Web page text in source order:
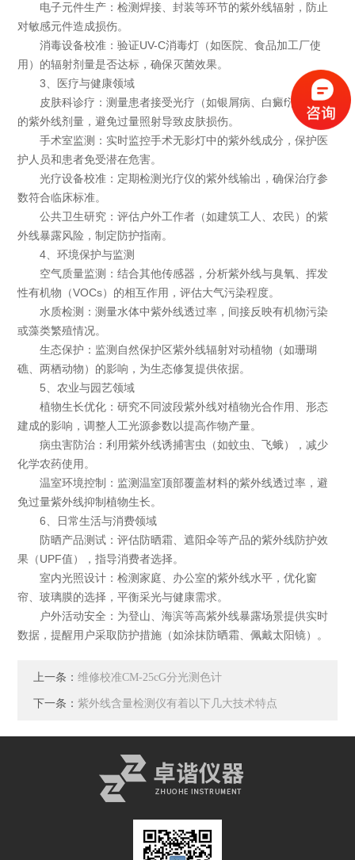
电子元件生产：检测焊接、封装等环节的紫外线辐射，防止
对敏感元件造成损伤。
消毒设备校准：验证UV-C消毒灯（如医院、食品加工厂使
用）的辐射剂量是否达标，确保灭菌效果。
3、医疗与健康领域
皮肤科诊疗：测量患者接受光疗（如银屑病、白癜f治疗）时
的紫外线剂量，避免过量照射导致皮肤损伤。
手术室监测：实时监控手术无影灯中的紫外线成分，保护医
护人员和患者免受潜在危害。
光疗设备校准：定期检测光疗仪的紫外线输出，确保治疗参
数符合临床标准。
公共卫生研究：评估户外工作者（如建筑工人、农民）的紫
外线暴露风险，制定防护指南。
4、环境保护与监测
空气质量监测：结合其他传感器，分析紫外线与臭氧、挥发
性有机物（VOCs）的相互作用，评估大气污染程度。
水质检测：测量水体中紫外线透过率，间接反映有机物污染
或藻类繁殖情况。
生态保护：监测自然保护区紫外线辐射对动植物（如珊瑚
礁、两栖动物）的影响，为生态修复提供依据。
5、农业与园艺领域
植物生长优化：研究不同波段紫外线对植物光合作用、形态
建成的影响，调整人工光源参数以提高作物产量。
病虫害防治：利用紫外线诱捕害虫（如蚊虫、飞蛾），减少
化学农药使用。
温室环境控制：监测温室顶部覆盖材料的紫外线透过率，避
免过量紫外线抑制植物生长。
6、日常生活与消费领域
防晒产品测试：评估防晒霜、遮阳伞等产品的紫外线防护效
果（UPF值），指导消费者选择。
室内光照设计：检测家庭、办公室的紫外线水平，优化窗
帘、玻璃膜的选择，平衡采光与健康需求。
户外活动安全：为登山、海滨等高紫外线暴露场景提供实时
数据，提醒用户采取防护措施（如涂抹防晒霜、佩戴太阳镜）。
上一条：维修校准CM-25cG分光测色计
下一条：紫外线含量检测仪有着以下几大技术特点